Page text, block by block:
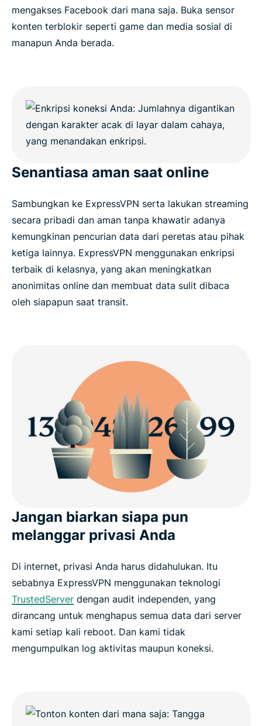
mengakses Facebook dari mana saja. Buka sensor
konten terblokir seperti game dan media sosial di
manapun Anda berada.
Senantiasa aman saat online
Sambungkan ke ExpressVPN serta lakukan streaming
secara pribadi dan aman tanpa khawatir adanya
kemungkinan pencurian data dari peretas atau pihak
ketiga lainnya. ExpressVPN menggunakan enkripsi
terbaik di kelasnya, yang akan meningkatkan
anonimitas online dan membuat data sulit dibaca
oleh siapapun saat transit.
Jangan biarkan siapa pun
melanggar privasi Anda
Di internet, privasi Anda harus didahulukan. Itu
sebabnya ExpressVPN menggunakan teknologi
TrustedServer dengan audit independen, yang
dirancang untuk menghapus semua data dari server
kami setiap kali reboot. Dan kami tidak
mengumpulkan log aktivitas maupun koneksi.